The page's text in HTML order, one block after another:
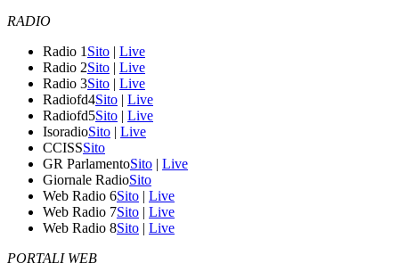
RADIO
Radio 1 Sito | Live
Radio 2Sito | Live
Radio 3Sito | Live
Radiofd4Sito | Live
Radiofd5Sito | Live
IsoradioSito | Live
CCISSSito
GR ParlamentoSito | Live
Giornale RadioSito
Web Radio 6Sito | Live
Web Radio 7Sito | Live
Web Radio 8Sito | Live
PORTALI WEB